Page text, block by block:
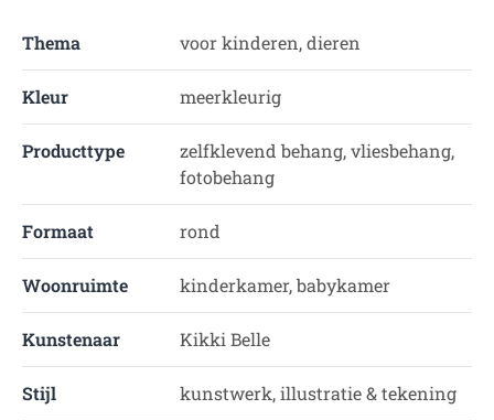
Thema voor kinderen, dieren
Kleur meerkleurig
Producttype
zelfklevend behang, vliesbehang,
fotobehang
Formaat rond
Woonruimte kinderkamer, babykamer
Kunstenaar Kikki Belle
Stijl kunstwerk, illustratie & tekening